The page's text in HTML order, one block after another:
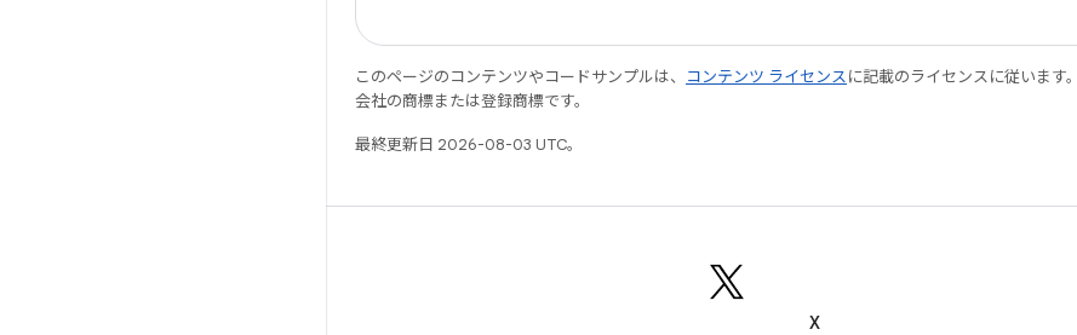
このページのコンテンツやコードサンプルは、 コンテンツ ライセンスに記載のライセンスに従いま
会社の商標または登録商標です。
最終更新日 2026-08-03 UTC。
X